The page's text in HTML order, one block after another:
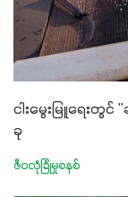
ငါးမွေးမြူရေးတွင်
ခု
ဇီဝလုံခြုံမှုစနစ်